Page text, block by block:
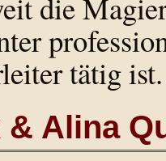
tätig ist.
& Alina